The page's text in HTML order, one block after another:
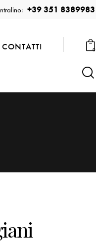
+39 351 8389983
CONTATTI 0